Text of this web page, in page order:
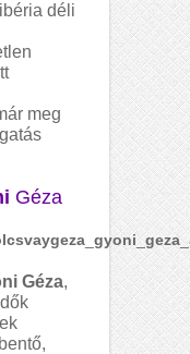
déli
meg
Géza
gyoni_geza
Géza,